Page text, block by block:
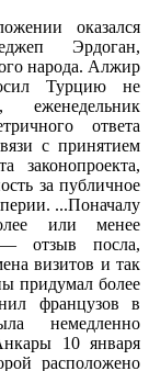
оказался
Эрдоган,
народа. Алжир
Турцию не
еженедельник
ответа
с принятием
законопроекта,
за публичное
...Поначалу
или менее
— отзыв посла,
визитов и так
придумал более
французов в
немедленно
10 января
расположено